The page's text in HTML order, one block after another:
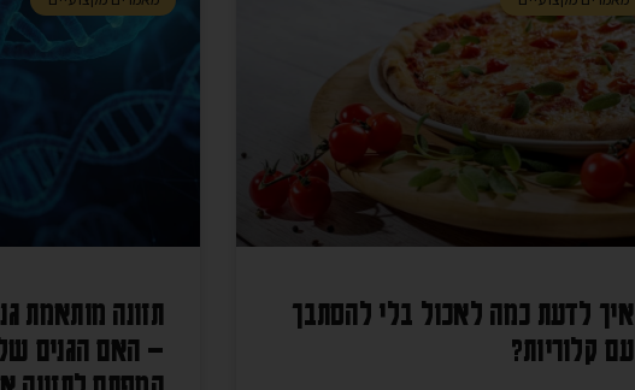
איך לדעת כמה לאכול בלי להסתבך
עם קלוריות?
תזונה מותאמת
– האם הגנים